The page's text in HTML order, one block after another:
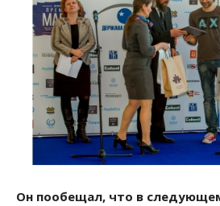
Он пообещал, что в